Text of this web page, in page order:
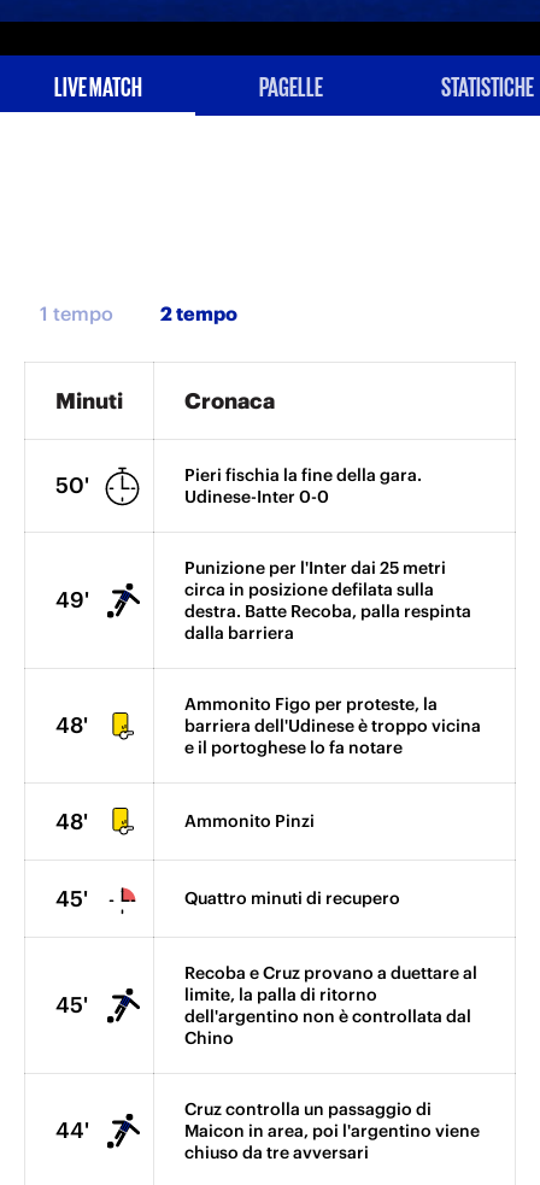
LIVE MATCH PAGELLE STATISTICHE
1 tempo
Minuti Cronaca
50'
Pieri fischia la fine della gara.
Udinese-Inter 0-0
49'
Punizione per l'Inter dai 25 metri
circa in posizione defilata sulla
destra. Batte Recoba, palla respinta
dalla barriera
48'
Ammonito Figo per proteste, la
barriera dell'Udinese è troppo vicina
e il portoghese lo fa notare
48' Ammonito Pinzi
45' Quattro minuti di recupero
45'
Recoba e Cruz provano a duettare al
limite, la palla di ritorno
dell'argentino non è controllata dal
Chino
44'
Cruz controlla un passaggio di
Maicon in area, poi l'argentino viene
chiuso da tre avversari